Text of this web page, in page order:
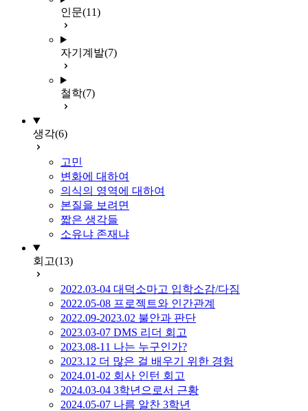
인문(11)
자기계발(7)
철학(7)
생각(6)
고민
변화에 대하여
의식의 영역에 대하여
본질을 보려면
짧은 생각들
소유냐 존재냐
회고(13)
2022.03-04 대덕소마고 입학소감/다짐
2022.05-08 프로젝트와 인간관계
2022.09-2023.02 불안과 판단
2023.03-07 DMS 리더 회고
2023.08-11 나는 누구인가?
2023.12 더 많은 걸 배우기 위한 경험
2024.01-02 회사 인턴 회고
2024.03-04 3학년으로서 근황
2024.05-07 나름 알찬 3학년